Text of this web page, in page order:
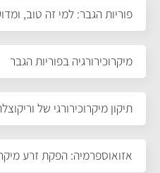
פוריות הגבר: למי זה טוב,
מיקרוכירורגיה בפוריות הגבר
תיקון מיקרוכירורגי של
אזואוספרמיה: הפקת זרע